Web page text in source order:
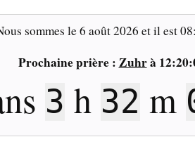
sommes le6 août 2026 et il est
Prochaine prière : Zuhrà
3h31m